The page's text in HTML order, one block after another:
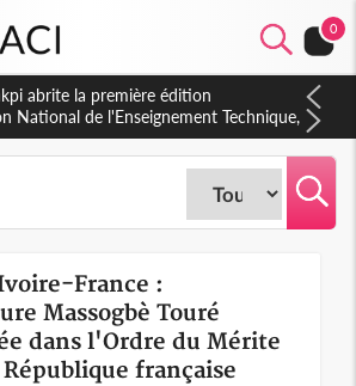
0
Gbagbo délègue une partie de ses
à 05 cadres, vers sa retraite
France :
Massogbè Touré
dans l'Ordre du Mérite
française